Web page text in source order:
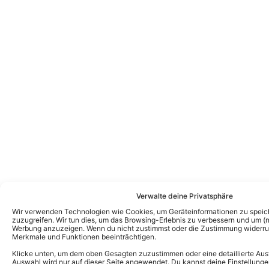
Verwalte deine Privatsphäre
Wir verwenden Technologien wie Cookies, um Geräteinformationen zu
zuzugreifen. Wir tun dies, um das Browsing-Erlebnis zu verbessern und um
Werbung anzuzeigen. Wenn du nicht zustimmst oder die Zustimmung
Merkmale und Funktionen beeinträchtigen.
Klicke unten, um dem oben Gesagten zuzustimmen oder eine detaillierte
Auswahl wird nur auf dieser Seite angewendet. Du kannst deine